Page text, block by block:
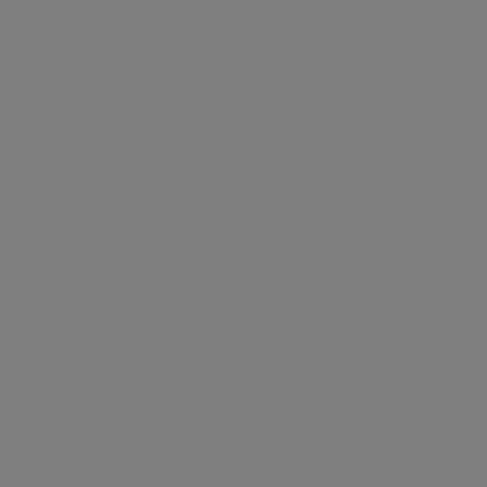
novas tecnologias
LG) que estão em